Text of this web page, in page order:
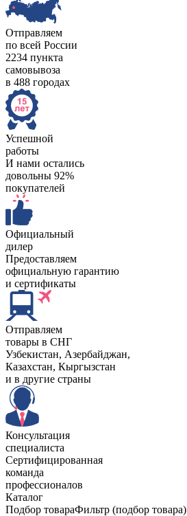
Отправляем
по всей России
2234 пункта
самовывоза
в 488 городах
Успешной
работы
И нами остались
довольны 92%
покупателей
Официальный
дилер
Предоставляем
официальную гарантию
и сертификаты
Отправляем
товары в СНГ
Узбекистан, Aзербайджан,
Казахстан, Кыргызстан
и в другие страны
Консультация
специалиста
Сертифицированная
команда
профессионалов
Каталог
Подбор товараФильтр (подбор товара)